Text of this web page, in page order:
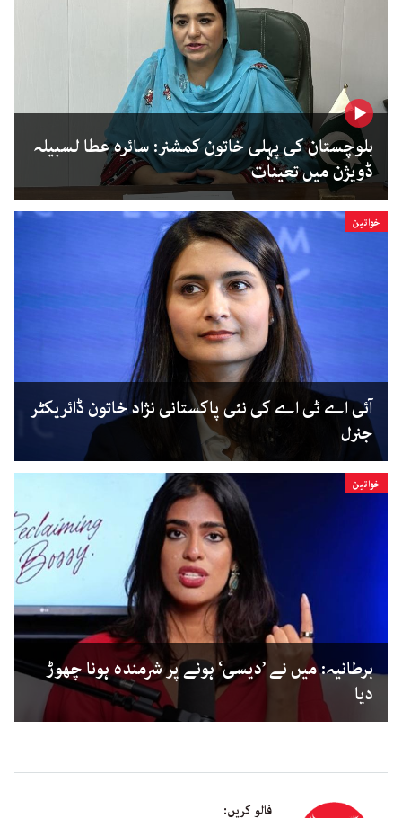
بلوچستان کی پہلی خاتون کمشنر: سائرہ عطا لسبیلہ
ڈویژن میں تعینات
خواتین
آئی اے ٹی اے کی نئی پاکستانی نژاد خاتون ڈائریکٹر
جنرل
خواتین
برطانیہ: میں نے ’دیسی‘ ہونے پر شرمندہ ہونا چھوڑ
دیا
فالو کریں: